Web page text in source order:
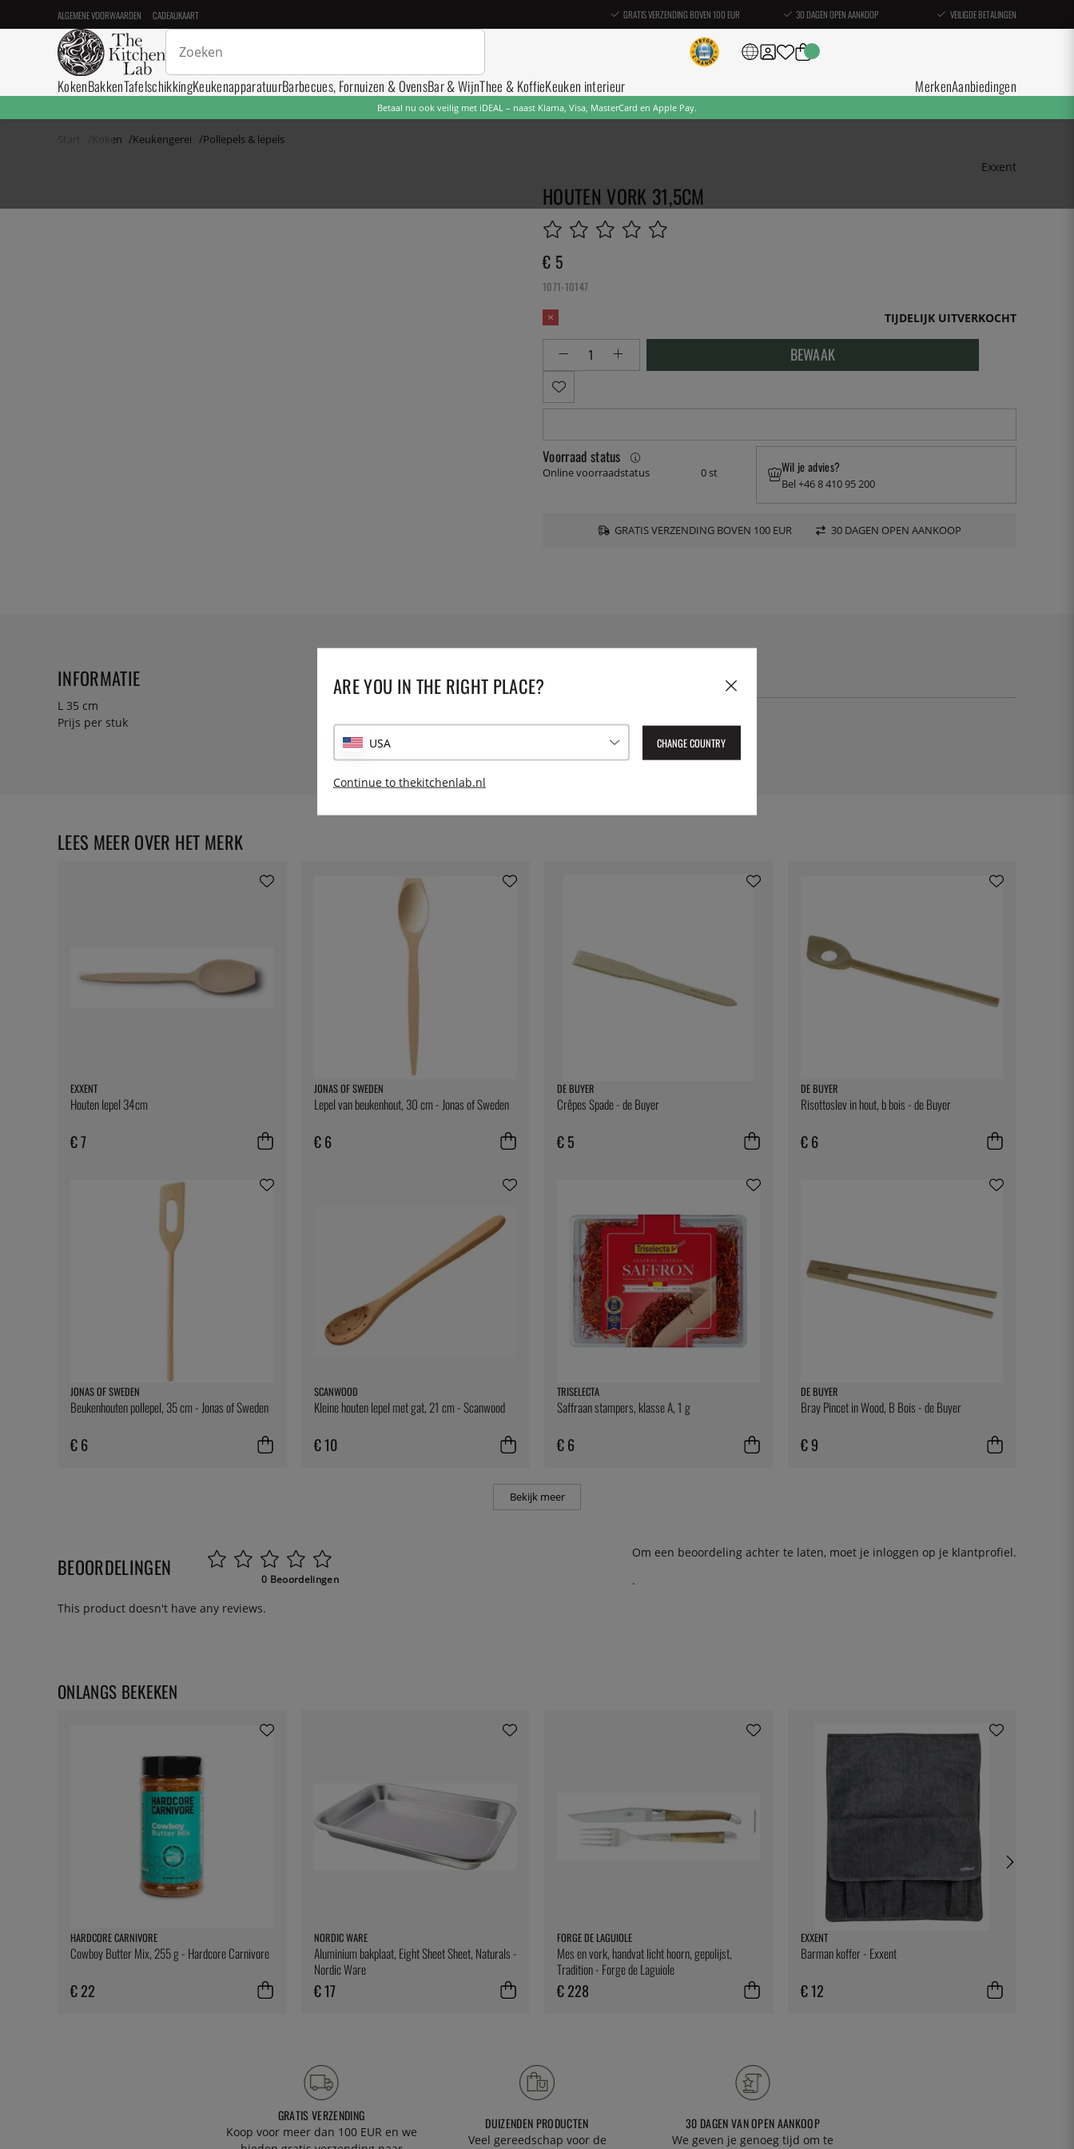
ALGEMENE VOORWAARDEN CADEAUKAART GRATIS VERZENDING BOVEN 100 EUR 30 DAGEN OPEN AANKOOP VEILIGDE BETALINGEN
KokenBakkenTafelschikkingKeukenapparatuurBarbecues, Fornuizen & OvensBar & WijnThee & KoffieKeuken interieur MerkenAanbiedingen
Betaal nu ook veilig met iDEAL – naast Klarna, Visa, MasterCard en Apple Pay.
Start Koken Keukengerei Pollepels & lepels
Exxent
HOUTEN VORK 31,5CM
€ 5
1071-10147
TIJDELIJK UITVERKOCHT
BEWAAK
Voorraad status
Online voorraadstatus 0 st Wil je advies?
Bel +46 8 410 95 200
GRATIS VERZENDING BOVEN 100 EUR 30 DAGEN OPEN AANKOOP
INFORMATIE
L 35 cm
Prijs per stuk
7393107653044
EXXENT
Houten lepel 34cm
€ 7
JONAS OF SWEDEN
Lepel van beukenhout, 30 cm - Jonas of Sweden
€ 6
DE BUYER
Crêpes Spade - de Buyer
€ 5
DE BUYER
Risottoslev in hout, b bois - de Buyer
€ 6
JONAS OF SWEDEN
Beukenhouten pollepel, 35 cm - Jonas of Sweden
€ 6
SCANWOOD
Kleine houten lepel met gat, 21 cm - Scanwood
€ 10
TRISELECTA
Saffraan stampers, klasse A, 1 g
€ 6
DE BUYER
Bray Pincet in Wood, B Bois - de Buyer
€ 9
Bekijk meer
LEES MEER OVER HET MERK
BEOORDELINGEN 0 Beoordelingen
Om een beoordeling achter te laten, moet je inloggen op je klantprofiel.
.
This product doesn't have any reviews.
ONLANGS BEKEKEN
HARDCORE CARNIVORE
Cowboy Butter Mix, 255 g - Hardcore Carnivore
€ 22
NORDIC WARE
Aluminium bakplaat, Eight Sheet Sheet, Naturals -
Nordic Ware
€ 17
FORGE DE LAGUIOLE
Mes en vork, handvat licht hoorn, gepolijst,
Tradition - Forge de Laguiole
€ 228
EXXENT
Barman koffer - Exxent
€ 12
GRATIS VERZENDING
Koop voor meer dan 100 EUR en we
DUIZENDEN PRODUCTEN
Veel gereedschap voor de
30 DAGEN VAN OPEN AANKOOP
We geven je genoeg tijd om te
ARE YOU IN THE RIGHT PLACE?
USA CHANGE COUNTRY
Continue to thekitchenlab.nl